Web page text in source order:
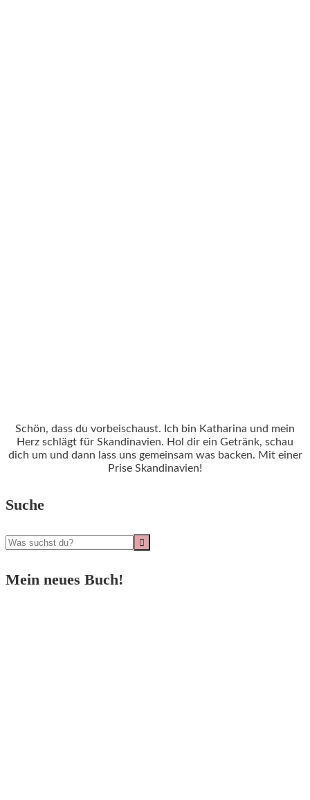
Schön, dass du vorbeischaust. Ich bin Katharina und mein
Herz schlägt für Skandinavien. Hol dir ein Getränk, schau
dich um und dann lass uns gemeinsam was backen. Mit einer
Prise Skandinavien!
Suche
Mein neues Buch!